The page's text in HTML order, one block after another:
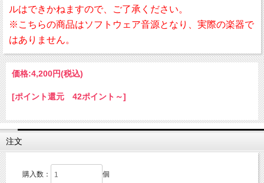
ルはできかねますので、ご了承ください。
※こちらの商品はソフトウェア音源となり、実際の楽器で
はありません。
価格:4,200円(税込)
[ポイント還元 42ポイント～]
注文
購入数： 個